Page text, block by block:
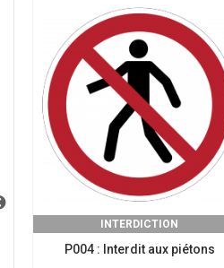
INTERDICTION
P004 : Interdit aux piétons